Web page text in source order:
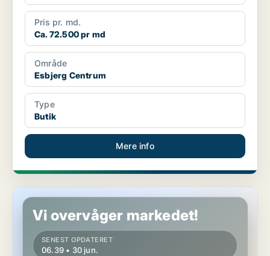
Pris pr. md.
Ca. 72.500 pr md
Område
Esbjerg Centrum
Type
Butik
Mere info
Butik i Esbjerg
Vi overvåger markedet!
SENEST OPDATERET
06.39 • 30 jun.